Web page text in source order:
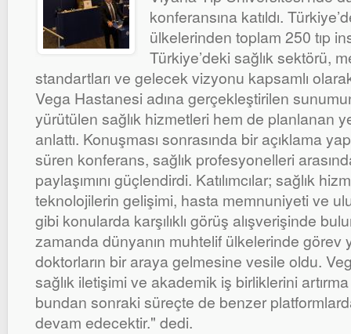
konferansına katıldı.
ülkelerinden toplam 250 tıp
Türkiye’deki sağlık sektörü,
standartları ve gelecek vizyonu kapsamlı
Vega Hastanesi adına gerçekleştirilen
yürütülen sağlık hizmetleri hem de planlanan
anlattı. Konuşması sonrasında bir açıklama
süren konferans, sağlık profesyonelleri
paylaşımını güçlendirdi. Katılımcılar; sağlık
teknolojilerin gelişimi, hasta memnuniyeti ve
gibi konularda karşılıklı görüş alışverişinde
zamanda dünyanın muhtelif ülkelerinde görev
doktorların bir araya gelmesine vesile oldu.
sağlık iletişimi ve akademik iş birliklerini
bundan sonraki süreçte de benzer
devam edecektir." dedi.